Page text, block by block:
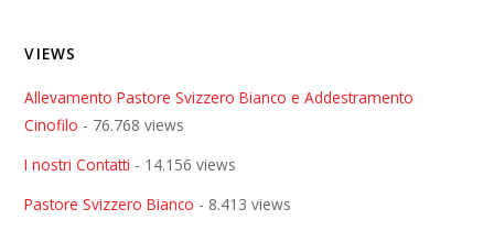
VIEWS
Allevamento Pastore Svizzero Bianco e Addestramento
Cinofilo - 76.768 views
I nostri Contatti - 14.156 views
Pastore Svizzero Bianco - 8.413 views